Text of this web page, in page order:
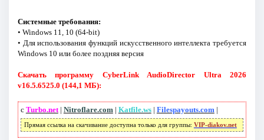
Системные требования:
• Windows 11, 10 (64-bit)
• Для использования функций искусственного интеллекта требуется
Windows 10 или более поздняя версия
Скачать программу CyberLink AudioDirector Ultra 2026
v16.5.6525.0 (144,1 МБ):
с Turbo.net| Nitroflare.com | Katfile.ws| Filespayouts.com |
Прямая ссылка на скачивание доступна только для группы: VIP-diakov.net